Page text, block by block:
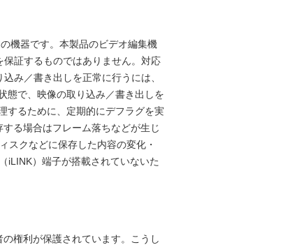
機器です。本製品のビデオ編集機
証するものではありません。対応
み／書き出しを正常に行うには、
態で、映像の取り込み／書き出しを
するために、定期的にデフラグを実
る場合はフレーム落ちなどが生じ
スクなどに保存した内容の変化・
iLINK）端子が搭載されていないた
権利が保護されています。こうし